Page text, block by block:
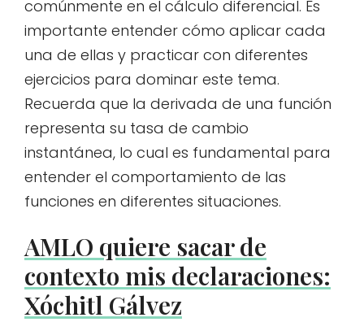
comúnmente en el cálculo diferencial. Es
importante entender cómo aplicar cada
una de ellas y practicar con diferentes
ejercicios para dominar este tema.
Recuerda que la derivada de una función
representa su tasa de cambio
instantánea, lo cual es fundamental para
entender el comportamiento de las
funciones en diferentes situaciones.
AMLO quiere sacar de
contexto mis declaraciones:
Xóchitl Gálvez